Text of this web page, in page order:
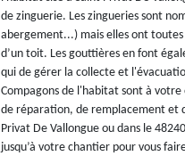
de zinguerie. Les zingueries sont
abergement...) mais elles ont
d’un toit. Les gouttières en font
qui de gérer la collecte et
Compagons de l'habitat sont à
de réparation, de remplacement et
Privat De Vallongue ou dans le
jusqu’à votre chantier pour vous